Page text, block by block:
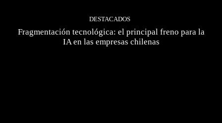
DESTACADOS
Fragmentación tecnológica: el principal freno para la
IA en las empresas chilenas